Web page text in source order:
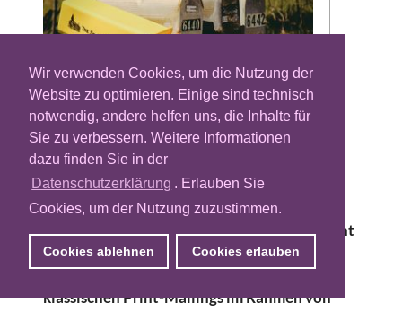
Wir verwenden Cookies, um die Nutzung der
Website zu optimieren. Einige sind technisch
notwendig, andere helfen uns, die Inhalte für
Sie zu verbessern. Weitere Informationen
dazu finden Sie in der
Datenschutzerklärung . Erlauben Sie
Cookies, um der Nutzung zuzustimmen.
Cookies ablehnen Cookies erlauben
Die Deutsche Post verkündet eine
strategische Partnerschaft mit dem
Datenspezialisten The Adex und will so
datenschutzkonform Online- und Offline-
Daten miteinander verknüpfen. Konkret geht
es bei der Kooperation darum, die
Kombination von Online-Werbung mit
klassischen Print-Mailings im Rahmen von